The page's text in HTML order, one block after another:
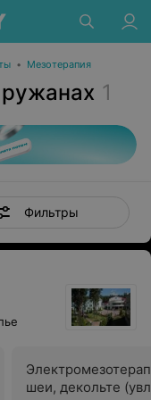
• Мезотерапия
1
Фильтры
шеи, декольте